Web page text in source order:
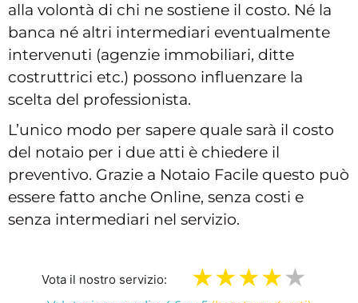
alla volontà di chi ne sostiene il costo. Né la
banca né altri intermediari eventualmente
intervenuti (agenzie immobiliari, ditte
costruttrici etc.) possono influenzare la
scelta del professionista.
L’unico modo per sapere quale sarà il costo
del notaio per i due atti è chiedere il
preventivo. Grazie a Notaio Facile questo può
essere fatto anche Online, senza costi e
senza intermediari nel servizio.
Vota il nostro servizio: